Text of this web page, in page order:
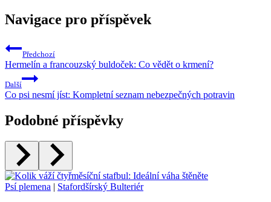
Navigace pro příspěvek
Předchozí
Hermelín a francouzský buldoček: Co vědět o krmení?
Další
Co psi nesmí jíst: Kompletní seznam nebezpečných potravin
Podobné příspěvky
Psí plemena | Stafordšírský Bulteriér